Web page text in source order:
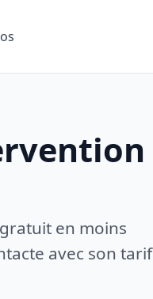
en moins
avec son tarif